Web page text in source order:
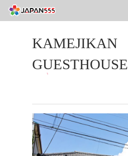
KAMEJIKAN
GUESTHOUSE